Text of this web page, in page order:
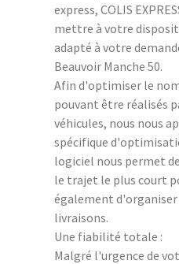
express, COLIS
mettre à votre
adapté à votre
Beauvoir Manche 50.
Afin d'optimiser le
pouvant être réalisés
véhicules, nous nous
spécifique
logiciel nous permet
le trajet le plus court
également d'organiser
livraisons.
Une fiabilité totale :
Malgré l'urgence de